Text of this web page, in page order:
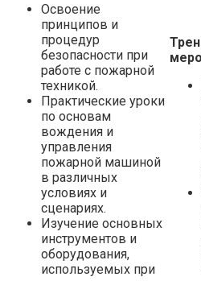
Освоение
принципов и
процедур
безопасности при
работе с пожарной
техникой.
Практические уроки
по основам
вождения и
управления
пожарной машиной
в различных
условиях и
сценариях.
Изучение основных
инструментов и
оборудования,
используемых при